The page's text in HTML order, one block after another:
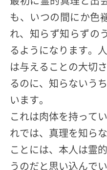
も、いつの間にか色
れ、知らず知らずの
るようになります。
は与えることの大切
るのに、知らないう
います。
これは肉体を持って
れでは、真理を知ら
ことには、本人は霊
うのだと思い込んで